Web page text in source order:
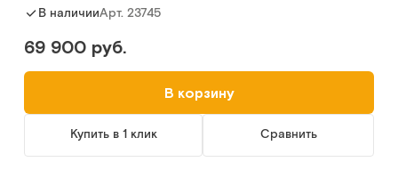
В наличииАрт. 23745
69 900 руб.
В корзину
Купить в 1 клик Сравнить